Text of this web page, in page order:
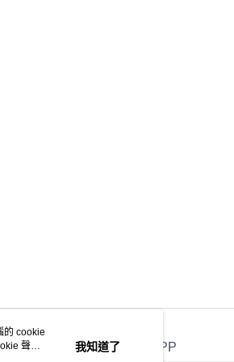
官方APP
的 cookie
聲明
我知道了